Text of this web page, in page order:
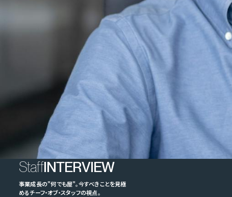
StaffINTERVIEW
事業成長の"何でも屋"。今すべきことを見極
めるチーフ・オブ・スタッフの視点。